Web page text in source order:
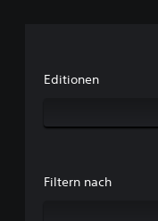
Editionen
Filtern nach